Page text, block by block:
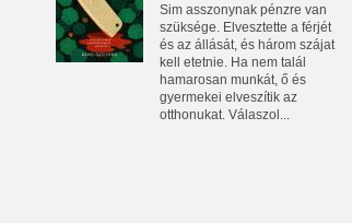
Sim asszonynak pénzre van
szüksége. Elvesztette a férjét
és az állását, és három szájat
kell etetnie. Ha nem talál
hamarosan munkát, ő és
gyermekei elveszítik az
otthonukat. Válaszol...